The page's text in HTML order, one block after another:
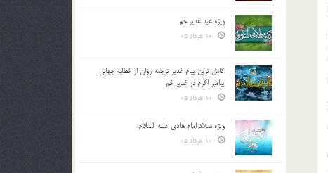
ویژه عید غدیر خم
کامل ترین پیام غدیر ترجمه روان از خطابه جهانی
پیامبر اکرم در غدیر خم
ویژه میلاد امام هادی علیه السلام